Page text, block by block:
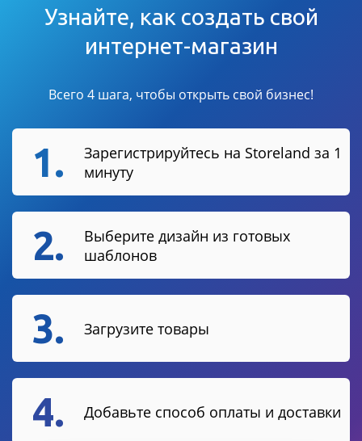
Узнайте, как создать свой
интернет-магазин
Всего 4 шага, чтобы открыть свой бизнес!
1.
Зарегистрируйтесь на Storeland за 1
минуту
2.
Выберите дизайн из готовых
шаблонов
3. Загрузите товары
4. Добавьте способ оплаты и доставки